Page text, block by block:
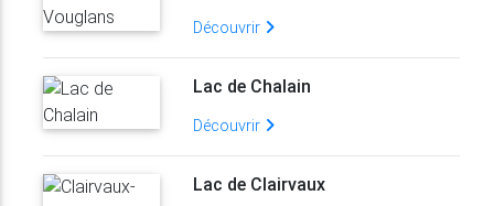
Découvrir
Lac de Chalain
Découvrir
Lac de Clairvaux